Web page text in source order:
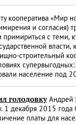
кооператива «Мир
и согласия)
примириться с
строительный
население под
голодовкуАндрей
декабря 2015 года
платы для